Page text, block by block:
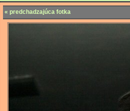
« predchadzajúca fotka